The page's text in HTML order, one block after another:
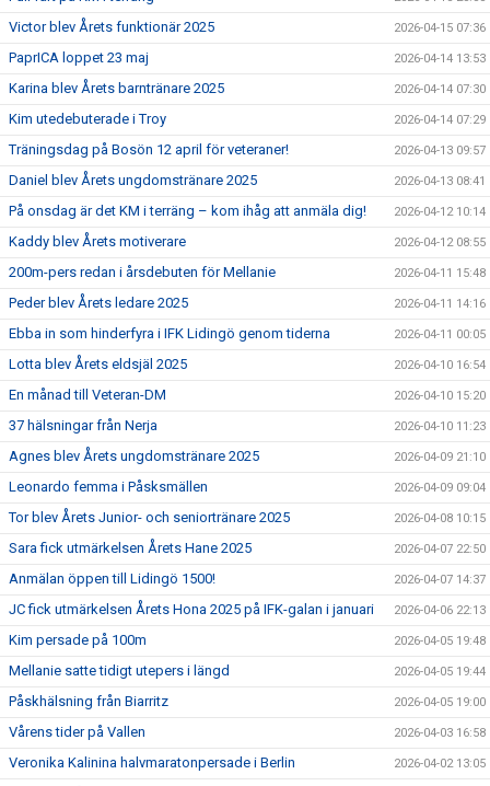
Victor blev Årets funktionär 2025 2026-04-15 07:36
PaprICA loppet 23 maj 2026-04-14 13:53
Karina blev Årets barntränare 2025 2026-04-14 07:30
Kim utedebuterade i Troy 2026-04-14 07:29
Träningsdag på Bosön 12 april för veteraner! 2026-04-13 09:57
Daniel blev Årets ungdomstränare 2025 2026-04-13 08:41
På onsdag är det KM i terräng – kom ihåg att anmäla dig! 2026-04-12 10:14
Kaddy blev Årets motiverare 2026-04-12 08:55
200m-pers redan i årsdebuten för Mellanie 2026-04-11 15:48
Peder blev Årets ledare 2025 2026-04-11 14:16
Ebba in som hinderfyra i IFK Lidingö genom tiderna 2026-04-11 00:05
Lotta blev Årets eldsjäl 2025 2026-04-10 16:54
En månad till Veteran-DM 2026-04-10 15:20
37 hälsningar från Nerja 2026-04-10 11:23
Agnes blev Årets ungdomstränare 2025 2026-04-09 21:10
Leonardo femma i Påsksmällen 2026-04-09 09:04
Tor blev Årets Junior- och seniortränare 2025 2026-04-08 10:15
Sara fick utmärkelsen Årets Hane 2025 2026-04-07 22:50
Anmälan öppen till Lidingö 1500! 2026-04-07 14:37
JC fick utmärkelsen Årets Hona 2025 på IFK-galan i januari 2026-04-06 22:13
Kim persade på 100m 2026-04-05 19:48
Mellanie satte tidigt utepers i längd 2026-04-05 19:44
Påskhälsning från Biarritz 2026-04-05 19:00
Vårens tider på Vallen 2026-04-03 16:58
Veronika Kalinina halvmaratonpersade i Berlin 2026-04-02 13:05